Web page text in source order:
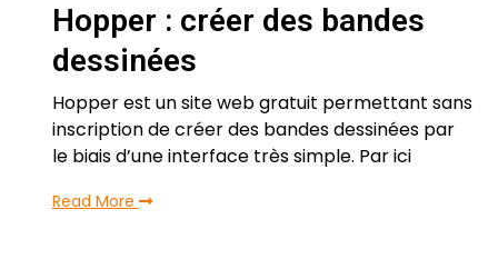
Hopper : créer des bandes
dessinées
Hopper est un site web gratuit permettant sans
inscription de créer des bandes dessinées par
le biais d’une interface très simple. Par ici
Read More